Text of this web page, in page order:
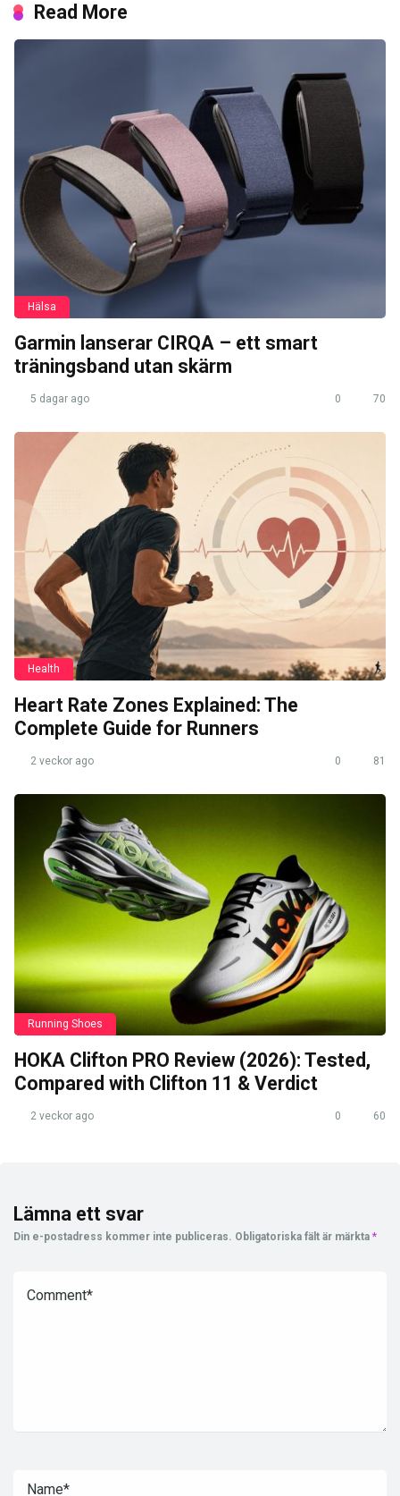
Read More
Hälsa
Garmin lanserar CIRQA – ett smart
träningsband utan skärm
5 dagar ago 0 70
Health
Heart Rate Zones Explained: The
Complete Guide for Runners
2 veckor ago 0 81
Running Shoes
HOKA Clifton PRO Review (2026): Tested,
Compared with Clifton 11 & Verdict
2 veckor ago 0 60
Lämna ett svar
Din e-postadress kommer inte publiceras. Obligatoriska fält är märkta *